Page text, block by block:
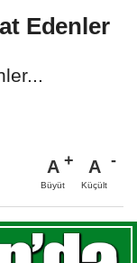
Edenler
A
Büyüt
A
Küçült